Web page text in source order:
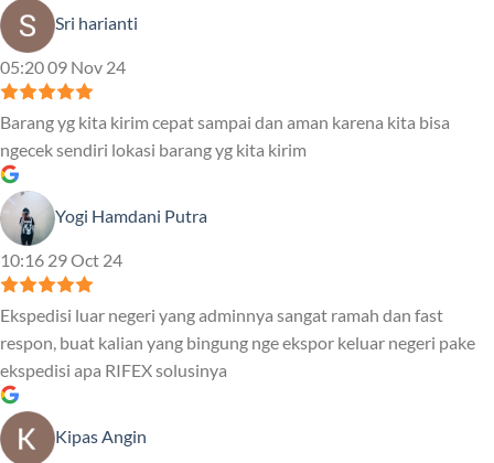
Sri harianti
05:20 09 Nov 24
Barang yg kita kirim cepat sampai dan aman karena kita bisa
ngecek sendiri lokasi barang yg kita kirim
Yogi Hamdani Putra
10:16 29 Oct 24
Ekspedisi luar negeri yang adminnya sangat ramah dan fast
respon, buat kalian yang bingung nge ekspor keluar negeri pake
ekspedisi apa RIFEX solusinya
Kipas Angin